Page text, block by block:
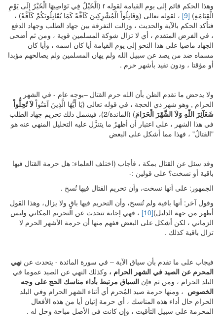
وهذا الحكم قائم إلى يوم القيامة لقوله r (الْخَيْلُ فِي نَوَاصِيهَا الْخَيْرُ إِلَى يَوْمِ
الْقِيَامَةِ) [9]
، لقوله تعالى (وَقَاتِلُواْ الْمُشْرِكِينَ كَآفَّةً كَمَا يُقَاتِلُونَكُمْ كَآفَّةً) ،
فتأكد الحكم بالآية والحديث ، وزالت التفرقة بين جهاد الطلب وجهاد الدفع
، في الفرض المتقدم ، أي لا تزال شوكة المسلمين قوية ، ومن ثم أضحى
الجهاد ماضيا على هذا النحو إلى يوم القيامة أيا كان اسمه ، وأيا كان
مسماه ضد من يصد عن سبيل الله ولم يهان المسلمين ولم يصالحهم مؤبدا
أو مؤقتا ، ودون تقيد بأشهر حرم .
ولا يدحض ما تقدم الظن بأن الله حرم القتال –بوجه عام - في الشهر
الحرام , وهو شهر ذي الحجة ، في قوله تعالى (يَا أَيُّهَا الَّذِينَ آمَنُواْلاَ تُحِلُّواْ
شَعَآئِرَ اللّهِ وَلاَ الشَّهْرَ الْحَرَامَ
) (المائدة/2)، فيشمل ذلك تحريم جهاد الطلب
في هذا الشهر ، على اعتبار أن أظهرُ ما يتنزَّل عليه التحليل المنهي عنه هو
"القتالُ" ، فهذا مما أشكل على البعض
وقد سئل عن القتال بمكة ، فأجاب (اختلف العلماء: هل حرمة القتال فيها
باقية أو نسخت؟ على قولين :-
الجمهور: على أنها نسخت، وأن تحريم القتال فيها نُسخ .
وقول آخر: أنها باقية ولم تُنسخ، وأن التحريم فيها باقٍ ولا يزال، وهذا القول
أظهر من جهة الدليل)[10]
، فهي إجابة تتحدث عن التحريم المكاني وليس
الزماني ، لكن أشكل على البعض ففهم منها أن حرمة الأشهر الحرم لا
تزال باقية كذلك .
فيجاب على ما تقدم بأن سياق الآية – في سورة المائدة - يتحدث عن نهي
المحرم عن الصيد في الشهر الحرام ، وكذلك النهي عن الصيد عموما في
البلد الحرام ، ومن ثم فإن السياق مرتبط بأداء مناسك الحج على وجه
الخصوص ، ومنها حرمة صيد المُحرم أي أثناء الشهر الحرام وفي البلد
الحرام حال أداء هذه المناسك ، أي حرمة إتيان أيا من هذه الأفعال
المحرمة علي سبيل التأقيت ، وإن كانت في الأصل مباحة وحل له .